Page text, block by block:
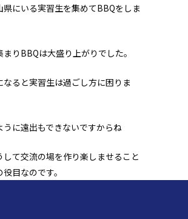
県にいる実習生を集めてBBQをしま
まりBBQは大盛り上がりでした。
なると実習生は過ごし方に困りま
うに遠出もできないですからね
して交流の場を作り楽しませること
目なのです。